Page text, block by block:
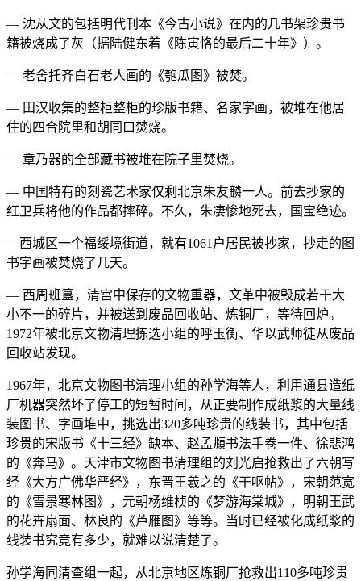
— 沈从文的包括明代刊本《今古小说》在内的几书架珍贵书
籍被烧成了灰（据陆健东着《陈寅恪的最后二十年》）。
— 老舍托齐白石老人画的《匏瓜图》被焚。
— 田汉收集的整柜整柜的珍版书籍、名家字画，被堆在他居
住的四合院里和胡同口焚烧。
— 章乃器的全部藏书被堆在院子里焚烧。
— 中国特有的刻瓷艺术家仅剩北京朱友麟一人。前去抄家的
红卫兵将他的作品都摔碎。不久，朱凄惨地死去，国宝绝迹。
—西城区一个福绥境街道，就有1061户居民被抄家，抄走的图
书字画被焚烧了几天。
— 西周班簋，清宫中保存的文物重器，文革中被毁成若干大
小不一的碎片，并被送到废品回收站、炼铜厂，等待回炉。
1972年被北京文物清理拣选小组的呼玉衡、华以武师徒从废品
回收站发现。
1967年，北京文物图书清理小组的孙学海等人，利用通县造纸
厂机器突然坏了停工的短暂时间，从正要制作成纸浆的大量线
装图书、字画堆中，挑选出320多吨珍贵的线装书，其中包括
珍贵的宋版书《十三经》缺本、赵孟頫书法手卷一件、徐悲鸿
的《奔马》。天津市文物图书清理组的刘光启抢救出了六朝写
经《大方广佛华严经》，东晋王羲之的《干呕帖》，宋朝范宽
的《雪景寒林图》，元朝杨维桢的《梦游海棠城》，明朝王武
的花卉扇面、林良的《芦雁图》等等。当时已经被化成纸浆的
线装书究竟有多少，就难以说清楚了。
孙学海同清查组一起，从北京地区炼铜厂抢救出110多吨珍贵